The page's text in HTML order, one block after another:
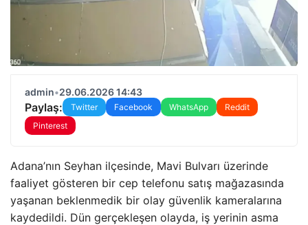
admin•29.06.2026 14:43
Paylaş: Twitter Facebook WhatsApp
Reddit
Pinterest
Adana’nın Seyhan ilçesinde, Mavi Bulvarı üzerinde
faaliyet gösteren bir cep telefonu satış mağazasında
yaşanan beklenmedik bir olay güvenlik kameralarına
kaydedildi. Dün gerçekleşen olayda, iş yerinin asma